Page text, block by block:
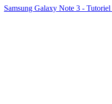
Samsung Galaxy Note 3 -